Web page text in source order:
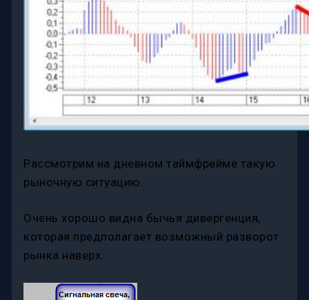
Рассмотрим на дневном таймфрейме такую
рыночную ситуацию.
Очень хорошо видна бычья дивергенция,
которая предполагает возможный разворот
рынка наверх.